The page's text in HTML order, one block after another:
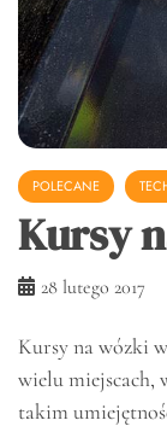
POLECANE
Kursy
28 lutego 2017
Kursy na wózki
wielu miejscach,
takim